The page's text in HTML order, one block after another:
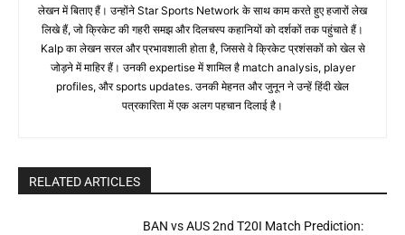
लेखन में बिताए हैं। उन्होंने Star Sports Network के साथ काम करते हुए हजारों लेख
लिखे हैं, जो क्रिकेट की गहरी समझ और दिलचस्प कहानियों को दर्शकों तक पहुंचाते हैं।
Kalp का लेखन सरल और प्रभावशाली होता है, जिससे वे क्रिकेट प्रशंसकों को खेल से
जोड़ने में माहिर हैं। उनकी expertise में शामिल है match analysis, player
profiles, और sports updates. उनकी मेहनत और जुनून ने उन्हें हिंदी खेल
पत्रकारिता में एक अलग पहचान दिलाई है।
RELATED ARTICLES
BAN vs AUS 2nd T20I Match Prediction: